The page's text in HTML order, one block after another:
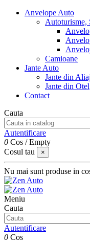
Anvelope Auto
Camioane
Jante Auto
Jante din Aliaj
Jante din Otel
Contact
Cauta
Autentificare
0 Cos /Empty
Cosul tau
×
Nu mai sunt produse in
Meniu
Cauta
Autentificare
0 Cos